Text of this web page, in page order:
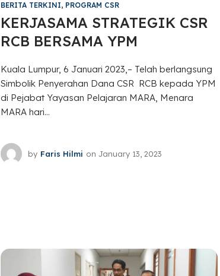
BERITA TERKINI, PROGRAM CSR
KERJASAMA STRATEGIK CSR
RCB BERSAMA YPM
Kuala Lumpur, 6 Januari 2023,– Telah berlangsung
Simbolik Penyerahan Dana CSR RCB kepada YPM
di Pejabat Yayasan Pelajaran MARA, Menara
MARA hari...
by Faris Hilmi on January 13, 2023